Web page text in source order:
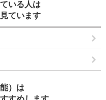
いる人は
ています
）は